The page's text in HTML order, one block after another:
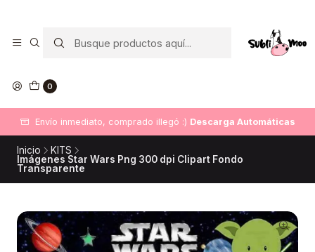
0
Envío inmediato, comprado illegó :) Descarga Automáticas
Inicio
KITS
Imágenes Star Wars Png 300 dpi Clipart Fondo
Transparente